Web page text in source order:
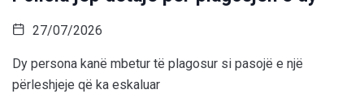
27/07/2026
Dy persona kanë mbetur të plagosur si pasojë e një
përleshjeje që ka eskaluar